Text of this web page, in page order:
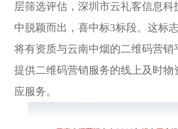
层筛选评估，深圳市云礼客信息
中脱颖而出，喜中标3标段。这标
将有资质与云南中烟的二维码营销
提供二维码营销服务的线上及时
应服务。